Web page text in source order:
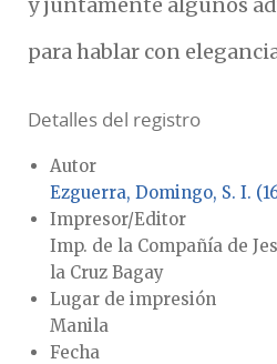
para hablar con
Detalles del registro
Autor
Ezguerra, Domingo, S. I.
Impresor/Editor
Imp. de la Compañía de
la Cruz Bagay
Lugar de impresión
Manila
Fecha